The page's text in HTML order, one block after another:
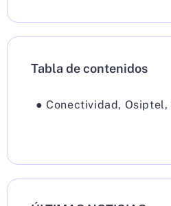
Tabla de contenidos
● Conectividad, Osiptel,